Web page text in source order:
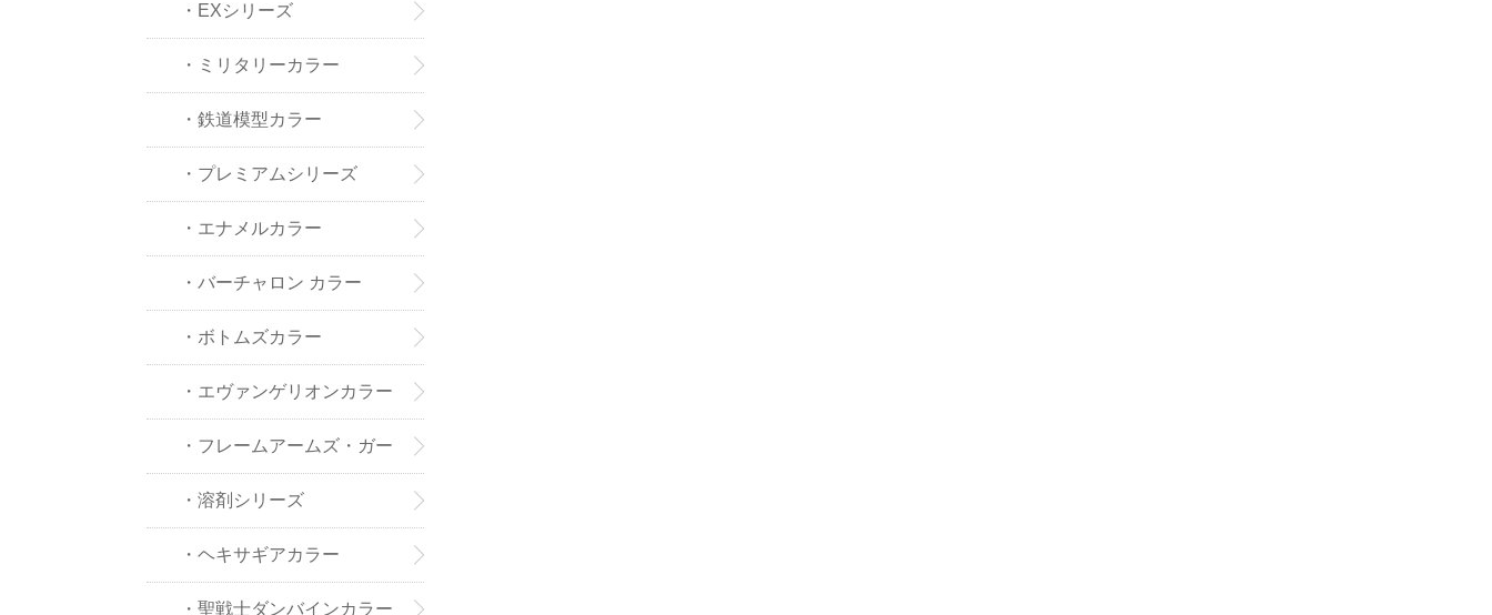
・EXシリーズ
・ミリタリーカラー
・鉄道模型カラー
・プレミアムシリーズ
・エナメルカラー
・バーチャロン カラー
・ボトムズカラー
・エヴァンゲリオンカラー
・フレームアームズ・ガー
ルカラー
・溶剤シリーズ
・ヘキサギアカラー
・聖戦士ダンバインカラー